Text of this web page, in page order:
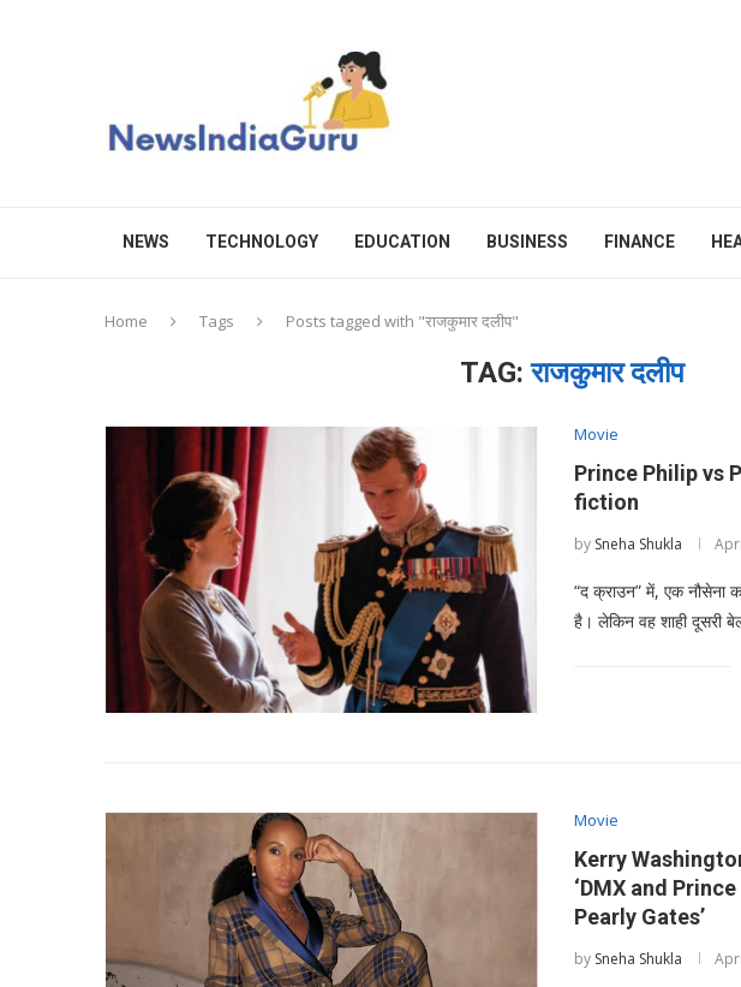
NEWS TECHNOLOGY EDUCATION BUSINESS FINANCE
Home Tags Posts tagged with "राजकुमार दलीप"
TAG:राजकुमार दलीप
Movie
Prince Philip vs
fiction
by Sneha Shukla
“द क्राउन” में, एक नौसेना
है। लेकिन वह शाही दूसरी
Movie
Kerry
‘DMX and
Pearly Gates’
by Sneha Shukla